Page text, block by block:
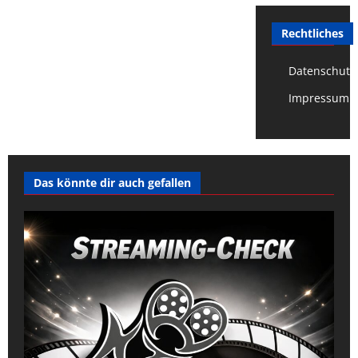
Rechtliches
Impressum
Das könnte dir auch gefallen